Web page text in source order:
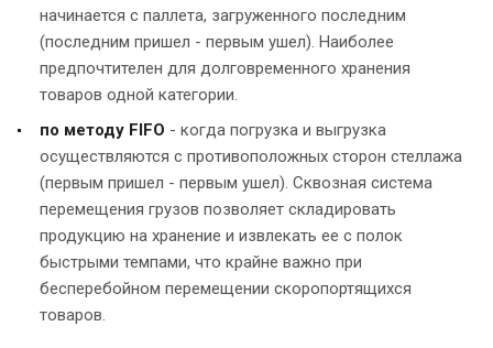
начинается с паллета, загруженного последним
(последним пришел - первым ушел). Наиболее
предпочтителен для долговременного хранения
товаров одной категории.
по методу FIFO - когда погрузка и выгрузка
осуществляются с противоположных сторон стеллажа
(первым пришел - первым ушел). Сквозная система
перемещения грузов позволяет складировать
продукцию на хранение и извлекать ее с полок
быстрыми темпами, что крайне важно при
бесперебойном перемещении скоропортящихся
товаров.